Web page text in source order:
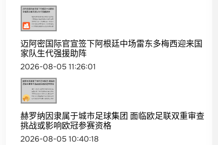
迈阿密国际官宣签下阿根廷中场雷东多梅西迎来国
家队生代强援助阵
2026-08-05 11:26:01
赫罗纳因隶属于城市足球集团 面临欧足联双重审查
挑战或影响欧冠参赛资格
2026-08-05 10:40:18